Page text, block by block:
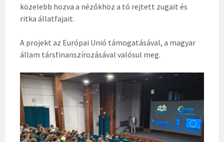
közelebb hozva a nézőkhöz a tó rejtett zugait és
ritka állatfajait.
A projekt az Európai Unió támogatásával, a magyar
állam társfinanszírozásával valósul meg.